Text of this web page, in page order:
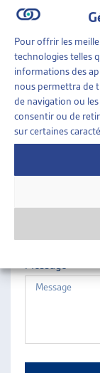
Pour offrir les
technologies telles
informations des
nous permettra de
de navigation ou
consentir ou de
sur certaines
THÉMATIQUES
GUIDE SOCIAL
AUTRES
ARTIAS
L’ASSOCIATION
PROJETS ET
JOURNÉES
A noter que
aux situations
aux services
Nom